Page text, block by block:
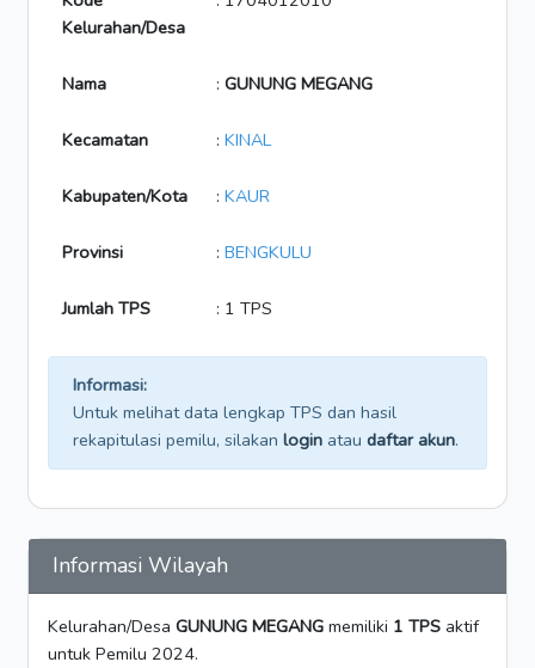
Kelurahan/Desa
Nama : GUNUNG MEGANG
Kecamatan : KINAL
Kabupaten/Kota : KAUR
Provinsi : BENGKULU
Jumlah TPS : 1 TPS
Informasi:
Untuk melihat data lengkap TPS dan hasil
rekapitulasi pemilu, silakan login atau daftar akun.
Informasi Wilayah
Kelurahan/Desa GUNUNG MEGANG memiliki 1 TPS aktif
untuk Pemilu 2024.